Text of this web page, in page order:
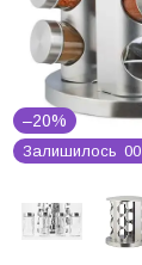
–20%
Залишилось 00